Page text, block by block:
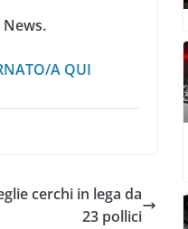
A QUI
cerchi in lega da
23 pollici